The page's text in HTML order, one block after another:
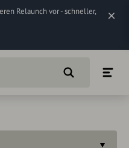
Relaunch vor - schneller,